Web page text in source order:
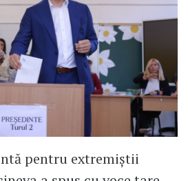
pentru extremiștii